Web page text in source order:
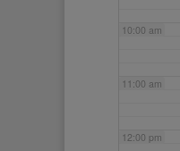
10:00 am
11:00 am
12:00 pm